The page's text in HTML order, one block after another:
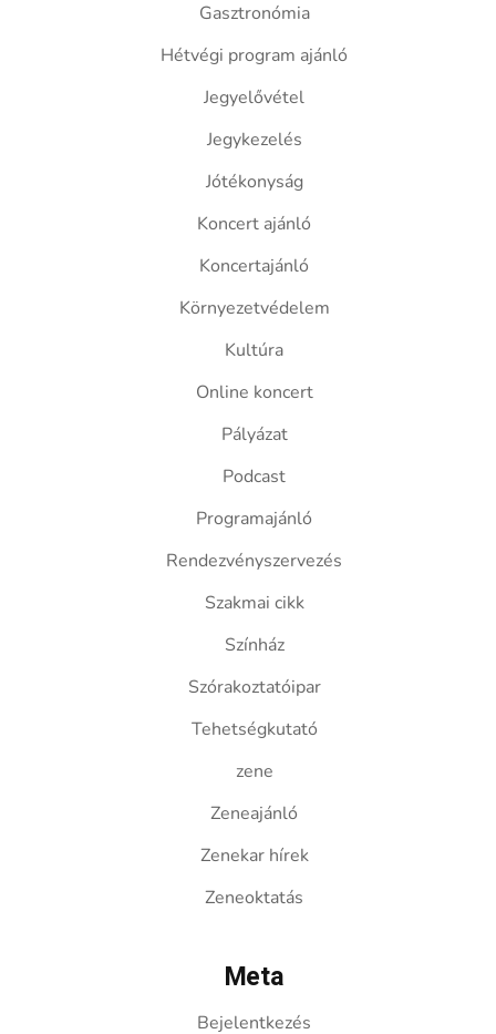
Gasztronómia
Hétvégi program ajánló
Jegyelővétel
Jegykezelés
Jótékonyság
Koncert ajánló
Koncertajánló
Környezetvédelem
Kultúra
Online koncert
Pályázat
Podcast
Programajánló
Rendezvényszervezés
Szakmai cikk
Színház
Szórakoztatóipar
Tehetségkutató
zene
Zeneajánló
Zenekar hírek
Zeneoktatás
Meta
Bejelentkezés